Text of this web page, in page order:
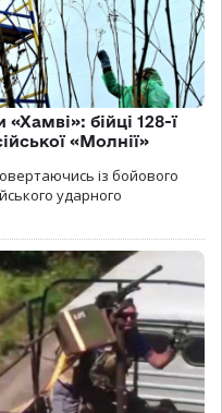
бійці 128-ї
«Молнії»
із бойового
ударного